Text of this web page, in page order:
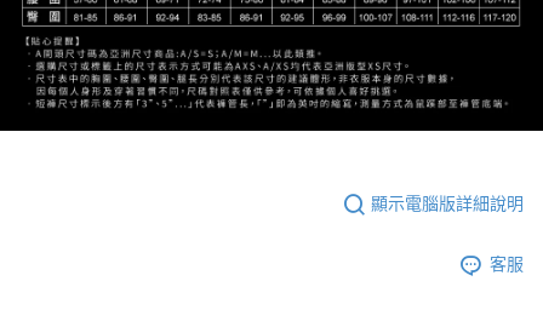
顯示電腦版詳細說明
客服